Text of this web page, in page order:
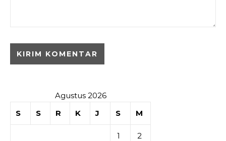
Agustus 2026
S
S R K J S M
1 2